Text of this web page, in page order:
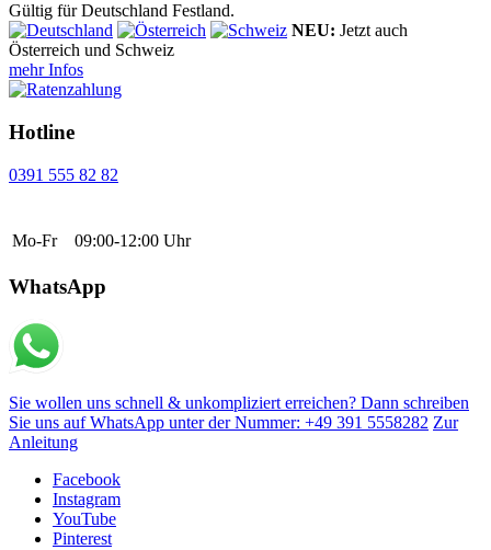
Gültig für Deutschland Festland.
NEU: Jetzt auch
Österreich und Schweiz
mehr Infos
Hotline
0391 555 82 82
Mo-Fr 09:00-12:00 Uhr
WhatsApp
Sie wollen uns schnell & unkompliziert erreichen? Dann schreiben
Sie uns auf WhatsApp unter der Nummer: +49 391 5558282 Zur
Anleitung
Facebook
Instagram
YouTube
Pinterest